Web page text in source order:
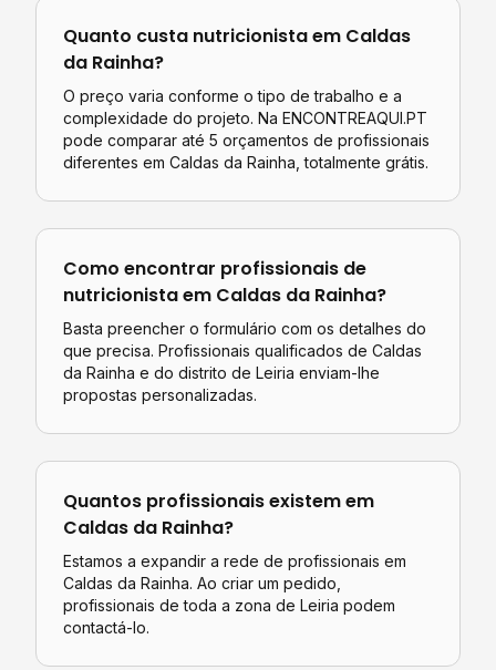
Quanto custa nutricionistaem Caldas
da Rainha?
O preço varia conforme o tipo de trabalho e a
complexidade do projeto. Na ENCONTREAQUI.PT
pode comparar até 5 orçamentos de profissionais
diferentes em Caldas da Rainha , totalmente grátis.
Como encontrar profissionais de
nutricionistaem Caldas da Rainha?
Basta preencher o formulário com os detalhes do
que precisa. Profissionais qualificados de Caldas
da Rainha e do distrito de Leiria enviam-lhe
propostas personalizadas.
Quantos profissionais existem em
Caldas da Rainha?
Estamos a expandir a rede de profissionais em
Caldas da Rainha. Ao criar um pedido,
profissionais de toda a zona de Leiria podem
contactá-lo.